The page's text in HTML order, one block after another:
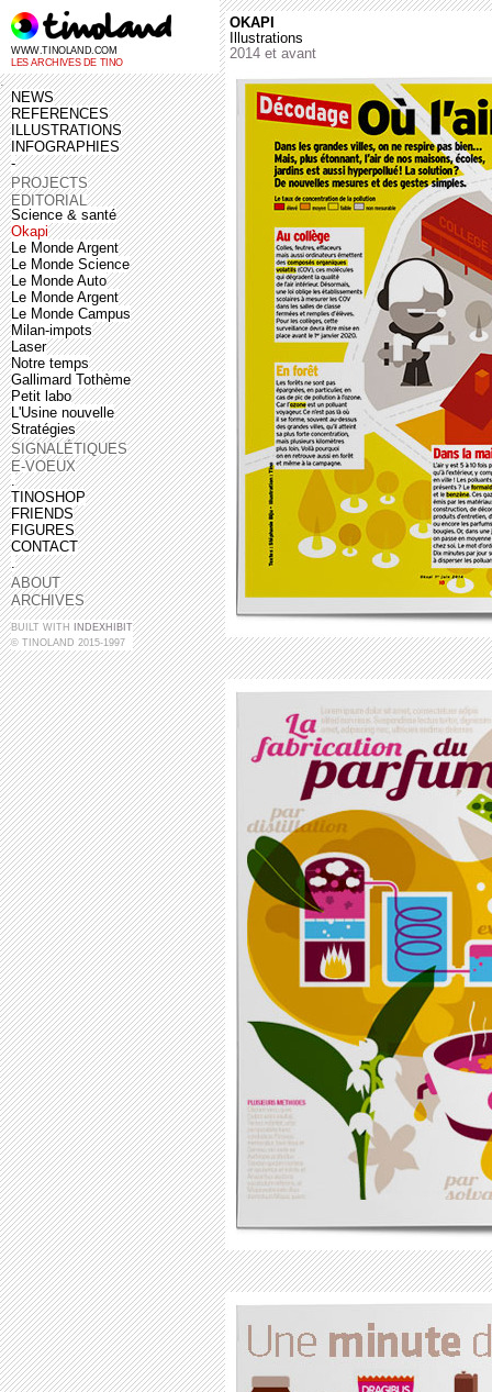
WWW.TINOLAND.COM
LES ARCHIVES DE TINO
.
NEWS
REFERENCES
ILLUSTRATIONS
INFOGRAPHIES
-
PROJECTS
EDITORIAL
Science & santé
Okapi
Le Monde Argent
Le Monde Science
Le Monde Auto
Le Monde Argent
Le Monde Campus
Milan-impots
Laser
Notre temps
Gallimard Tothème
Petit labo
L'Usine nouvelle
Stratégies
SIGNALÉTIQUES
E-VOEUX
.
TINOSHOP
FRIENDS
FIGURES
CONTACT
.
ABOUT
ARCHIVES
BUILT WITH
INDEXHIBIT
© TINOLAND 2015-1997
OKAPI
Illustrations
2014 et avant